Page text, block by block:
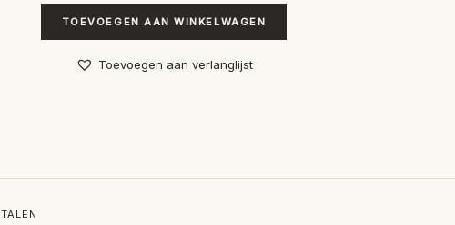
TOEVOEGEN AAN WINKELWAGEN
Toevoegen aan verlanglijst